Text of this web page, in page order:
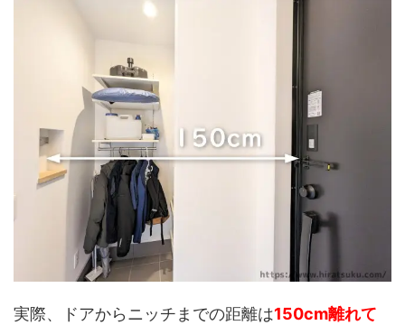
実際、ドアからニッチまでの距離は150cm離れて